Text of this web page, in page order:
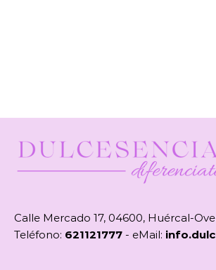
Calle Mercado 17, 04600, Huércal-
Teléfono: 621121777 - eMail: